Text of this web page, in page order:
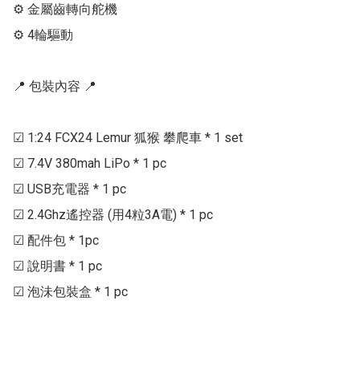
⚙ 金屬齒轉向舵機
⚙ 4輪驅動
📍 包裝內容 📍
☑ 1:24 FCX24 Lemur 狐猴 攀爬車 * 1 set
☑ 7.4V 380mah LiPo * 1 pc
☑ USB充電器 * 1 pc
☑ 2.4Ghz遙控器 (用4粒3A電) * 1 pc
☑ 配件包 * 1pc
☑ 說明書 * 1 pc
☑ 泡沬包裝盒 * 1 pc